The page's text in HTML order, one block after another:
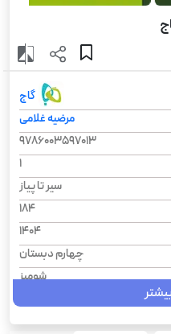
گاج
مرضیه غلامی
9786003597013
1
سیر تا پیاز
184
1404
چهارم دبستان
شومیز
رحلی